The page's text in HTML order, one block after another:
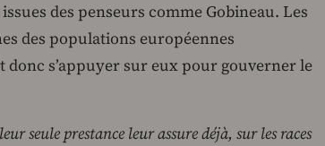
des penseurs comme Gobineau. Les
des populations européennes
donc s’appuyer sur eux pour gouverner le
seule prestance leur assure déjà, sur les races